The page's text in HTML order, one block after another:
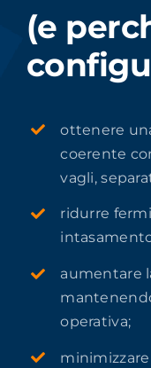
(e
ottenere
coerente
vagli,
ridurre
aumentare
operativa;